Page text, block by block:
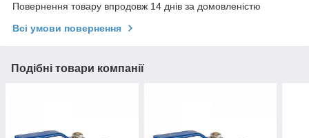
Повернення товару впродовж 14 днів за домовленістю
Всі умови повернення
Подібні товари компанії